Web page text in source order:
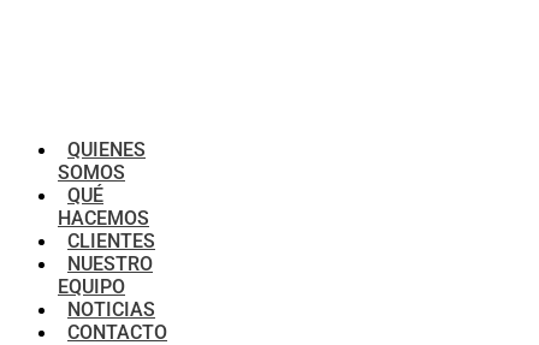
QUIENES
SOMOS
QUÉ
HACEMOS
CLIENTES
NUESTRO
EQUIPO
NOTICIAS
CONTACTO